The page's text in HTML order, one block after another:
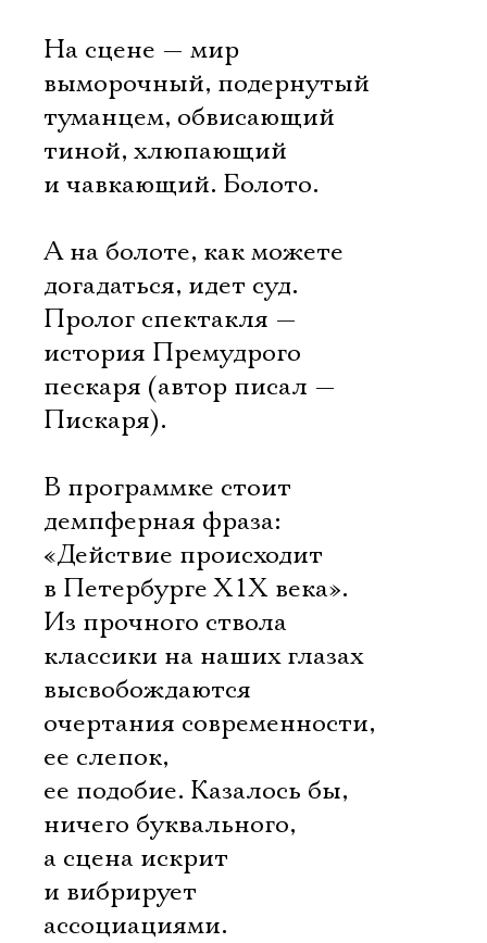
На сцене — мир
выморочный, подернутый
туманцем, обвисающий
тиной, хлюпающий
и чавкающий. Болото.
А на болоте, как можете
догадаться, идет суд.
Пролог спектакля —
история Премудрого
пескаря (автор писал —
Пискаря).
В программке стоит
демпферная фраза:
«Действие происходит
в Петербурге Х1Х века».
Из прочного ствола
классики на наших глазах
высвобождаются
очертания современности,
ее слепок,
ее подобие. Казалось бы,
ничего буквального,
а сцена искрит
и вибрирует
ассоциациями.